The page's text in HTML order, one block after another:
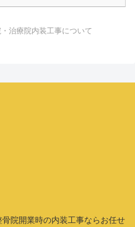
治療院内装工事について
院開業時の内装工事ならお任せ